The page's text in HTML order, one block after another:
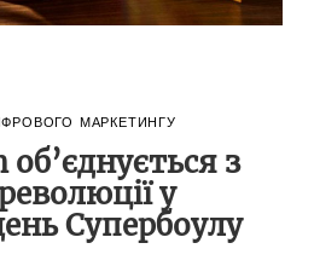
МАРКЕТИНГУ
об’єднується з
у
Супербоулу